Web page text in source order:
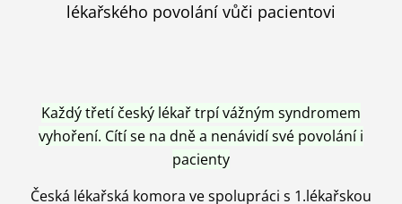
lékařského povolání vůči pacientovi
Každý třetí český lékař trpí vážným syndromem
vyhoření. Cítí se na dně a nenávidí své povolání i
pacienty
Česká lékařská komora ve spolupráci s 1.lékařskou